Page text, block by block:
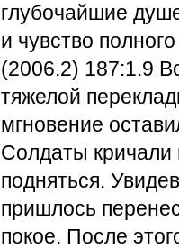
глубочайшие
и чувство
(2006.2) 187:1.9
тяжелой
мгновение
Солдаты кричали
подняться.
пришлось
покое. После